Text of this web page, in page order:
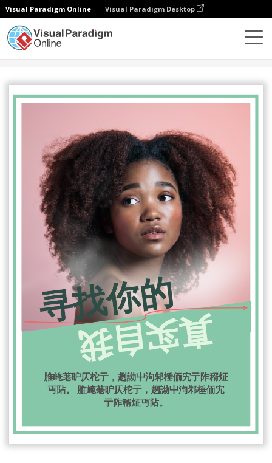
Visual Paradigm Online Visual Paradigm Desktop